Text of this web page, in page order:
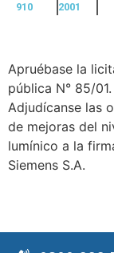
910
2001
Apruébase la
pública N° 85/01.
Adjudícanse las
de mejoras del
lumínico a la
Siemens S.A.